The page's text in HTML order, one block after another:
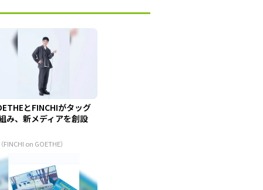
とFINCHIがタッグ
み、新メディアを創設
FINCHI on GOETHE）